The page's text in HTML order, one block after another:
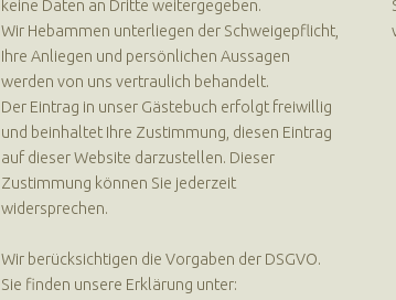
keine Daten an Dritte weitergegeben.
Wir Hebammen unterliegen der Schweigepflicht,
Ihre Anliegen und persönlichen Aussagen
werden von uns vertraulich behandelt.
Der Eintrag in unser Gästebuch erfolgt freiwillig
und beinhaltet Ihre Zustimmung, diesen Eintrag
auf dieser Website darzustellen. Dieser
Zustimmung können Sie jederzeit
widersprechen.
Wir berücksichtigen die Vorgaben der DSGVO.
Sie finden unsere Erklärung unter: